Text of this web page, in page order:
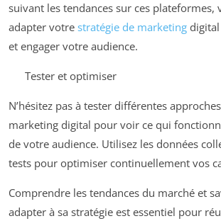
suivant les tendances sur ces plateformes,
adapter votre stratégie de marketing
et engager votre audience.
Tester et optimiser
N’hésitez pas à tester différentes
marketing digital pour voir ce qui
de votre audience. Utilisez les données
tests pour optimiser continuellement vos
Comprendre les tendances du marché et
adapter à sa stratégie est essentiel pour